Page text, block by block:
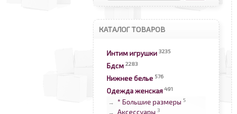
КАТАЛОГ ТОВАРОВ
Интим игрушки 3235
Бдсм 2283
Нижнее белье 576
Одежда женская 491
→ * Большие размеры 5
→ 3